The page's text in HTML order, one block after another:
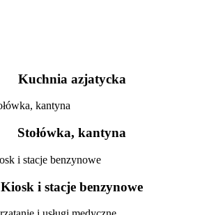
Kuchnia azjatycka
Stołówka, kantyna
Kiosk i stacje benzynowe